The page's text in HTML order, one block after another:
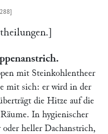
mit Steinkohlentheer
mit sich: er wird in der
die Hitze auf die
In hygienischer
heller Dachanstrich,